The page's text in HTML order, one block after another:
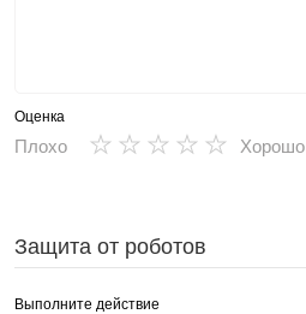
Оценка
Плохо ★
★
★
★
★ Хорошо
Защита от роботов
Выполните действие